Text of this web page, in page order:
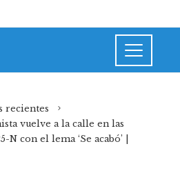
recientes
vuelve a la calle en las
con el lema ‘Se acabó’ |